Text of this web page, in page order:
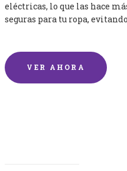
eléctricas, lo que las hace
seguras para tu ropa,
VER AHORA